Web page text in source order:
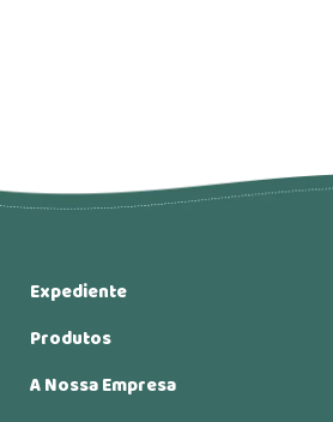
Expediente
Produtos
A Nossa Empresa